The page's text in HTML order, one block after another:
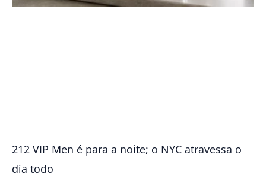
212 VIP Men é para a noite; o NYC atravessa o
dia todo